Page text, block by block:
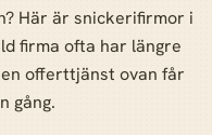
Här är snickerifirmor i
firma ofta har längre
offerttjänst ovan får
gång.